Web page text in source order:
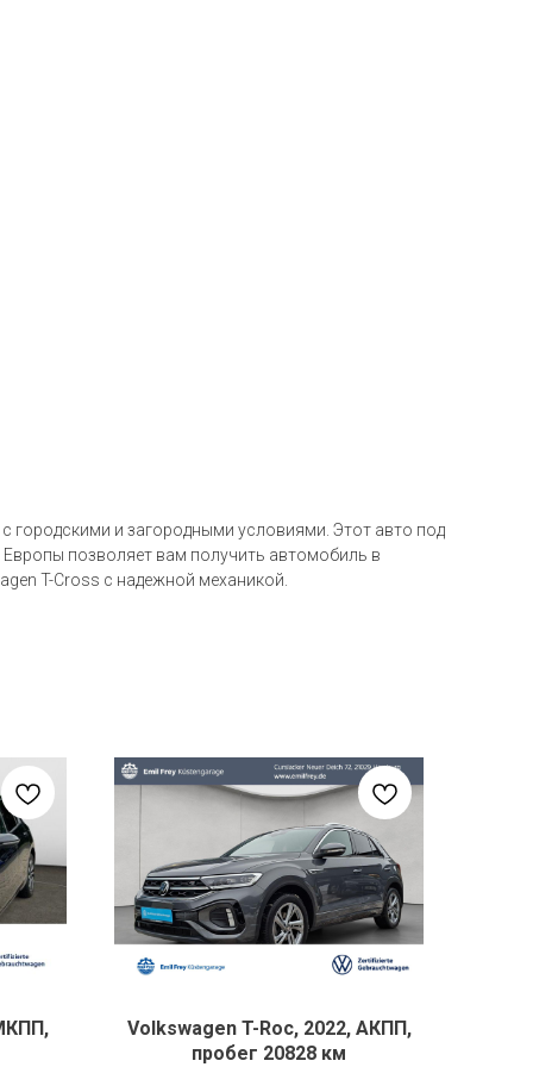
городскими и загородными условиями. Этот авто под
позволяет вам получить автомобиль в
T-Cross с надежной механикой.
Volkswagen T-Roc, 2022, АКПП,
пробег 20828 км